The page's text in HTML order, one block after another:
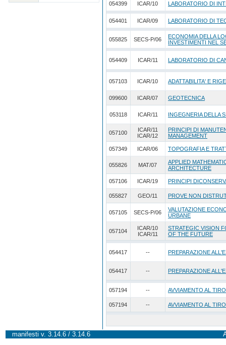
054399 ICAR/10 LABORATORIO DI
054401 ICAR/09 LABORATORIO DI
055825 SECS-P/06
ECONOMIA DELLA
INVESTIMENTI NEL
054409 ICAR/11 LABORATORIO DI
057103 ICAR/10 ADATTABILITA' E
099600 ICAR/07 GEOTECNICA
053118 ICAR/11 INGEGNERIA DELLA
057100
ICAR/11
ICAR/12
PRINCIPI DI
MANAGEMENT
057349 ICAR/06 TOPOGRAFIA E
055826 MAT/07
APPLIED
ARCHITECTURE
057106 ICAR/19 PRINCIPI
055827 GEO/11 PROVE NON
057105 SECS-P/06
VALUTAZIONE
URBANE
057104
ICAR/10
ICAR/11
STRATEGIC VISION
OF THE FUTURE
054417 -- PREPARAZIONE
054417 -- PREPARAZIONE
057194 -- AVVIAMENTO AL
057194 -- AVVIAMENTO AL
manifesti v. 3.14.6 / 3.14.6